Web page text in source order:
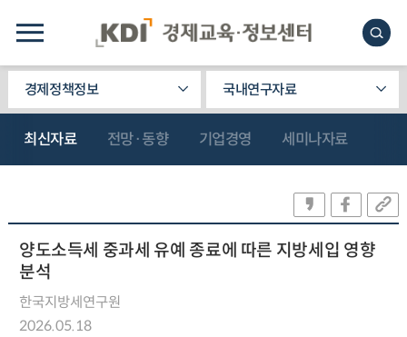
경제정책정보 국내연구자료
최신자료 전망·동향 기업경영 세미나자료
양도소득세 중과세 유예 종료에 따른 지방세입 영향
분석
한국지방세연구원
2026.05.18